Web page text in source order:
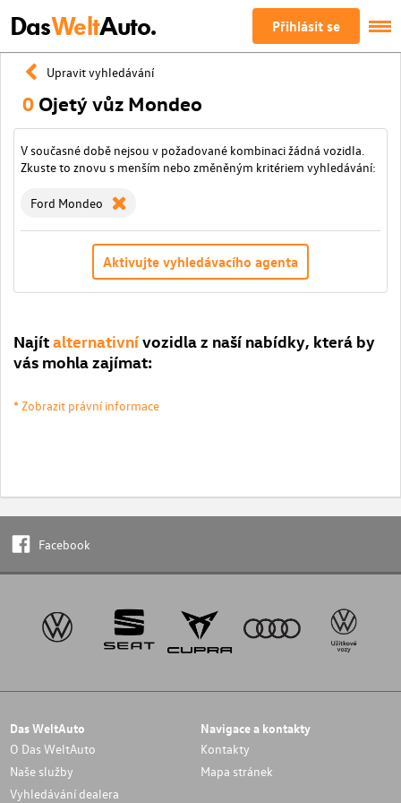
DasWeltAuto. Přihlásit se
Upravit vyhledávání
0 Ojetý vůz Mondeo
V současné době nejsou v požadované kombinaci žádná vozidla.
Zkuste to znovu s menším nebo změněným kritériem vyhledávání:
Ford Mondeo
Aktivujte vyhledávacího agenta
Najítalternativnívozidla z naší nabídky, která by
vás mohla zajímat:
* Zobrazit právní informace
Facebook
Das WeltAuto
O Das WeltAuto
Naše služby
Vyhledávání dealera
Navigace a kontakty
Kontakty
Mapa stránek